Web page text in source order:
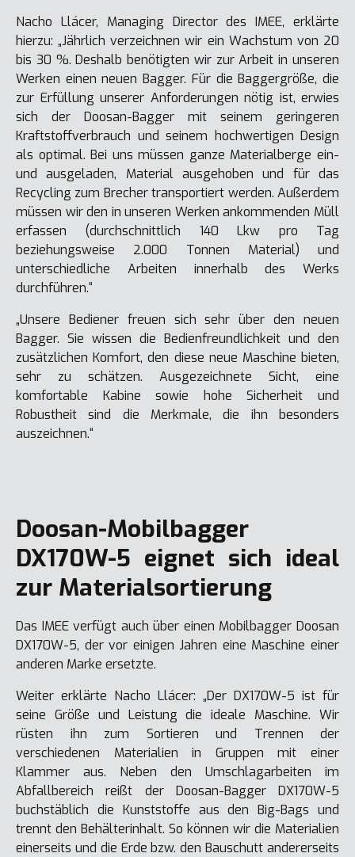
Nacho Llácer, Managing Director des IMEE, erklärte
hierzu: „Jährlich verzeichnen wir ein Wachstum von 20
bis 30 %. Deshalb benötigten wir zur Arbeit in unseren
Werken einen neuen Bagger. Für die Baggergröße, die
zur Erfüllung unserer Anforderungen nötig ist, erwies
sich der Doosan-Bagger mit seinem geringeren
Kraftstoffverbrauch und seinem hochwertigen Design
als optimal. Bei uns müssen ganze Materialberge ein-
und ausgeladen, Material ausgehoben und für das
Recycling zum Brecher transportiert werden. Außerdem
müssen wir den in unseren Werken ankommenden Müll
erfassen (durchschnittlich 140 Lkw pro Tag
beziehungsweise 2.000 Tonnen Material) und
unterschiedliche Arbeiten innerhalb des Werks
durchführen.“
„Unsere Bediener freuen sich sehr über den neuen
Bagger. Sie wissen die Bedienfreundlichkeit und den
zusätzlichen Komfort, den diese neue Maschine bieten,
sehr zu schätzen. Ausgezeichnete Sicht, eine
komfortable Kabine sowie hohe Sicherheit und
Robustheit sind die Merkmale, die ihn besonders
auszeichnen.“
Doosan-Mobilbagger
DX170W-5 eignet sich ideal
zur Materialsortierung
Das IMEE verfügt auch über einen Mobilbagger Doosan
DX170W-5, der vor einigen Jahren eine Maschine einer
anderen Marke ersetzte.
Weiter erklärte Nacho Llácer: „Der DX170W-5 ist für
seine Größe und Leistung die ideale Maschine. Wir
rüsten ihn zum Sortieren und Trennen der
verschiedenen Materialien in Gruppen mit einer
Klammer aus. Neben den Umschlagarbeiten im
Abfallbereich reißt der Doosan-Bagger DX170W-5
buchstäblich die Kunststoffe aus den Big-Bags und
trennt den Behälterinhalt. So können wir die Materialien
einerseits und die Erde bzw. den Bauschutt andererseits